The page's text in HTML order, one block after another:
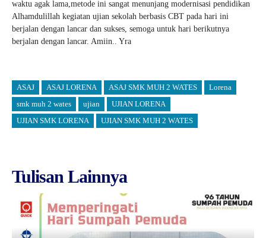
waktu agak lama,metode ini sangat menunjang modernisasi pendidikan
Alhamdulillah kegiatan ujian sekolah berbasis CBT pada hari ini
berjalan dengan lancar dan sukses, semoga untuk hari berikutnya
berjalan dengan lancar. Amiin.. Yra
ASAJ ASAJ LORENA ASAJ SMK MUH 2 WATES
Lorena
smk muh 2 wates
ujian
UJIAN LORENA
UJIAN SMK LORENA
UJIAN SMK MUH 2 WATES
Tulisan Lainnya